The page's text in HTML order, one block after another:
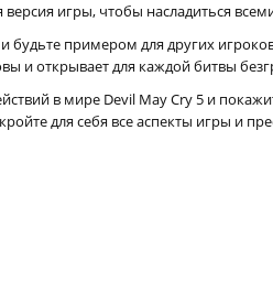
версия игры, чтобы насладиться
и будьте примером для других
и открывает для каждой битвы
в мире Devil May Cry 5 и
для себя все аспекты игры и